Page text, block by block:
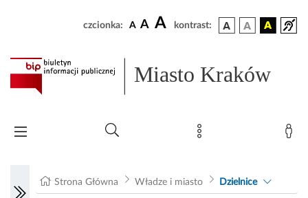
czcionka: A A A kontrast:
Miasto Kraków
Strona Główna Władze i miasto Dzielnice